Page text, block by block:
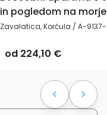
in pogledom na morje
Zavalatica, Korčula / A-
od 224,10 €